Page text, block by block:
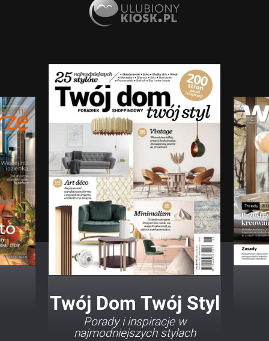
Twój Dom Twój Styl
Porady i inspiracje w
najmodniejszych stylach